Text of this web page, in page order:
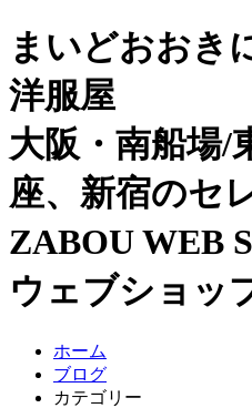
まいどおおき
洋服屋
大阪・南船場/
座、新宿のセ
ZABOU WEB
ウェブショッ
ホーム
ブログ
カテゴリー